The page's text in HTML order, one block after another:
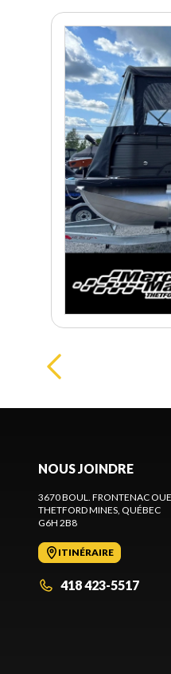
NOUS JOINDRE
3670 BOUL. FRONTENAC
THETFORD MINES , QUÉBEC
G6H 2B8
ITINÉRAIRE
418 423-5517